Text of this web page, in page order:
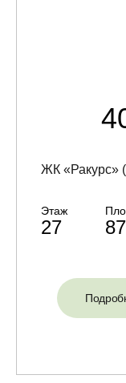
ЖК «Ракурс»
Этаж
27